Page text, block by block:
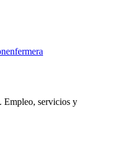
enfermera
Empleo, servicios y